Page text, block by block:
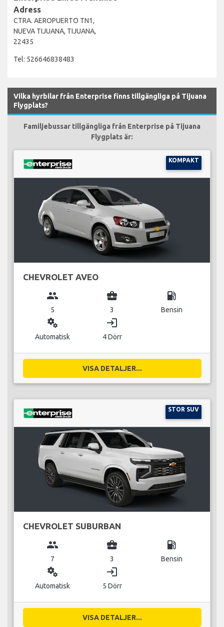
Adress
CTRA. AEROPUERTO TN1,
NUEVA TIJUANA, TIJUANA,
22435
Tel: 526646838483
Vilka hyrbilar från Enterprise finns tillgängliga på Tijuana
Flygplats?
Familjebussar tillgängliga från Enterprise på Tijuana
Flygplats är:
KOMPAKT
CHEVROLET AVEO
group
5
business_center
3
local_gas_station
Bensin
miscellaneous_services
Automatisk
login
4 Dörr
VISA DETALJER...
STOR SUV
CHEVROLET SUBURBAN
group
7
business_center
3
local_gas_station
Bensin
miscellaneous_services
Automatisk
login
5 Dörr
VISA DETALJER...